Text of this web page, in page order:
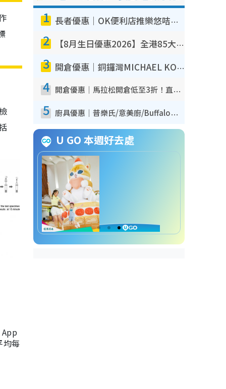
均每
1 長者優惠｜OK便利店推樂悠咭優惠！買麵包/牛奶/保健品拍卡即減
2 【8月生日優惠2026】全港85大食買玩著數攻略 自助餐/火鍋放題同行免費＋誠品/DONKI送現金券
3 開倉優惠｜銅鑼灣MICHAEL KORS開倉低至17折！直擊$500起買手袋/銀包/鞋款 必買經典Jet Set系列
4 開倉優惠｜馬拉松開倉低至3折！直擊$99起買adidas／New Balance／Puma鞋款 STANLEY保溫杯劈價至$119起
5 廚具優惠｜普樂氏/意美廚/Buffalo廚具低至3折！$89起買煎鍋／炒鑊／個人鍋 同場小家電激減至$99起
U GO 本週好去處